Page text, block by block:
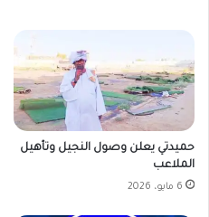
حميدتي يعلن وصول النجيل وتأهيل
الملاعب
6 مايو، 2026